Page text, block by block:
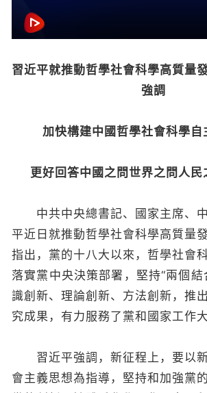
習近平就推動哲學社會科學高質量
強調
加快構建中國哲學社會科學自
更好回答中國之問世界之問人民
中共中央總書記、國家主席、
平近日就推動哲學社會科學高質量
指出，黨的十八大以來，哲學社會
落實黨中央決策部署，堅持“兩個結
識創新、理論創新、方法創新，推
究成果，有力服務了黨和國家工作大
習近平強調，新征程上，要以新
會主義思想為指導，堅持和加強黨